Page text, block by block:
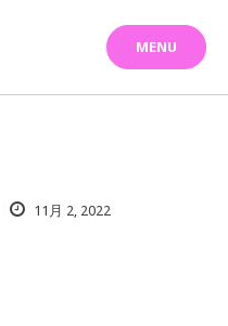
MENU
11月 2, 2022